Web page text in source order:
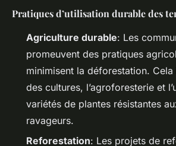
Pratiques d’utilisation durable des
Agriculture durable: Les
promeuvent des pratiques
minimisent la déforestation.
des cultures, l’agroforesterie et
variétés de plantes résistantes
ravageurs.
Reforestation: Les projets de